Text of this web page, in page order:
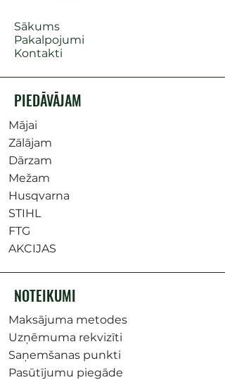
Sākums
Pakalpojumi
Kontakti
PIEDĀVĀJAM
Mājai
Zālājam
Dārzam
Mežam
Husqvarna
STIHL
FTG
AKCIJAS
NOTEIKUMI
Maksājuma metodes
Uzņēmuma rekvizīti
Saņemšanas punkti
Pasūtījumu piegāde